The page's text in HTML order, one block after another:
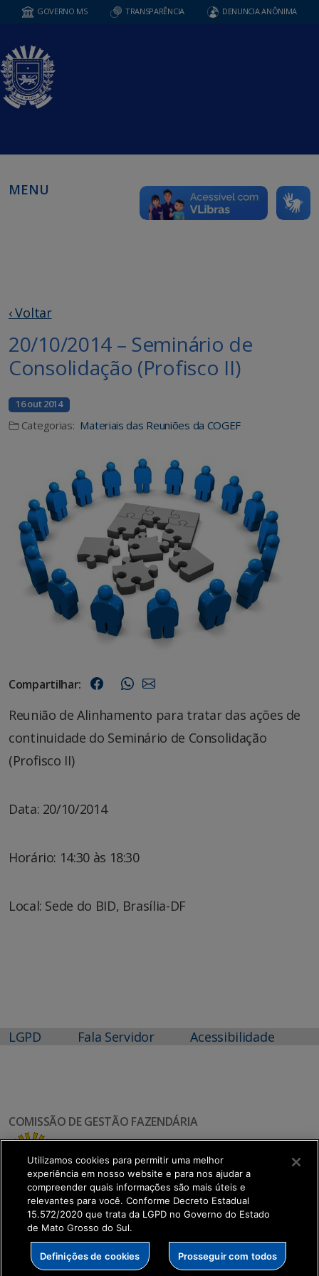
GOVERNO MS TRANSPARÊNCIA DENUNCIA ANÔNIMA
MENU
‹ Voltar
20/10/2014 – Seminário de
Consolidação (Profisco II)
16 out 2014
Categorias: Materiais das Reuniões da COGEF
Compartilhar:
Reunião de Alinhamento para tratar das ações de
continuidade do Seminário de Consolidação
(Profisco II)
Data: 20/10/2014
Horário: 14:30 às 18:30
Local: Sede do BID, Brasília-DF
LGPD Fala Servidor Acessibilidade
COMISSÃO DE GESTÃO FAZENDÁRIA
SETDIG | Secretaria-Executiva de Transformação
Digital
Utilizamos cookies para permitir uma melhor
experiência em nosso website e para nos ajudar a
compreender quais informações são mais úteis e
relevantes para você. Conforme Decreto Estadual
15.572/2020 que trata da LGPD no Governo do Estado
de Mato Grosso do Sul.
Definições de cookies Prosseguir com todos